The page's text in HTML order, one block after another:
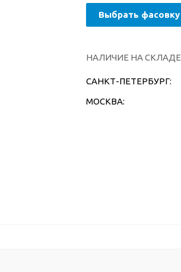
Выбрать фасовку
НАЛИЧИЕ НА СКЛАДЕ
САНКТ-ПЕТЕРБУРГ:
МОСКВА: